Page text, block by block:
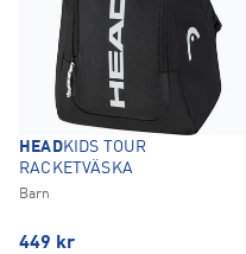
HEADKIDS TOUR
RACKETVÄSKA
Barn
449 kr